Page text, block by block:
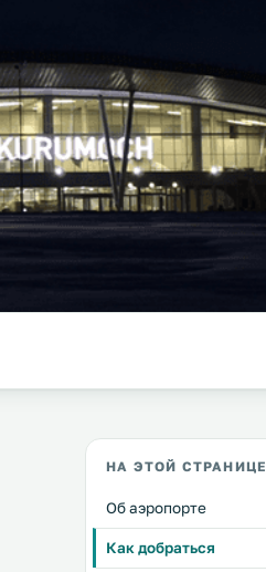
НА ЭТОЙ СТРАНИЦЕ
Об аэропорте
Как добраться